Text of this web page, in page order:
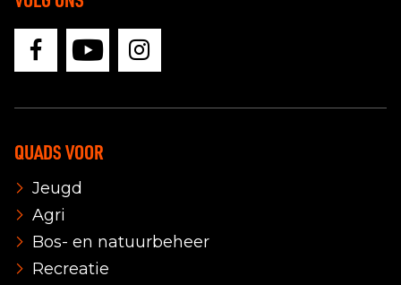
QUADS VOOR
Jeugd
Agri
Bos- en natuurbeheer
Recreatie